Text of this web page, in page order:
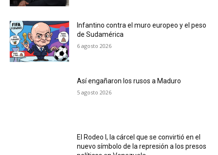
Infantino contra el muro europeo y el peso
de Sudamérica
6 agosto 2026
Así engañaron los rusos a Maduro
5 agosto 2026
El Rodeo I, la cárcel que se convirtió en el
nuevo símbolo de la represión a los presos